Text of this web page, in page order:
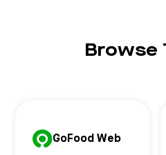
Browse
GoFood Web